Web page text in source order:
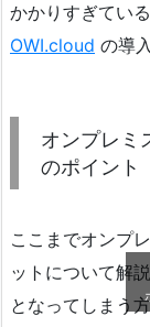
かかりすぎてい
OWI.cloud の導
オンプレミ
のポイント
ここまでオンプ
ットについて解
となってしまう